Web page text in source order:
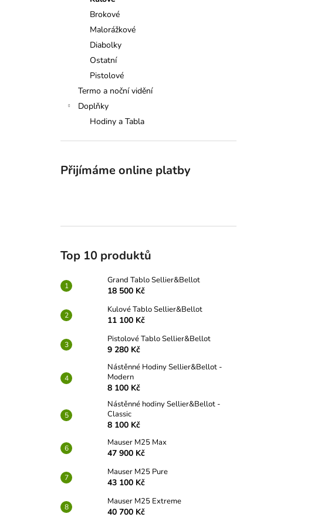
Brokové
Malorážkové
Diabolky
Ostatní
Pistolové
Termo a noční vidění
Doplňky
Hodiny a Tabla
Přijímáme online platby
Top 10 produktů
Grand Tablo Sellier&Bellot
18 500 Kč
Kulové Tablo Sellier&Bellot
11 100 Kč
Pistolové Tablo Sellier&Bellot
9 280 Kč
Nástěnné Hodiny Sellier&Bellot -
Modern
8 100 Kč
Nástěnné hodiny Sellier&Bellot -
Classic
8 100 Kč
Mauser M25 Max
47 900 Kč
Mauser M25 Pure
43 100 Kč
Mauser M25 Extreme
40 700 Kč
18 500 Kč